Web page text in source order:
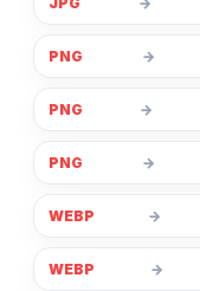
PNG →
PNG →
PNG →
WEBP →
WEBP →